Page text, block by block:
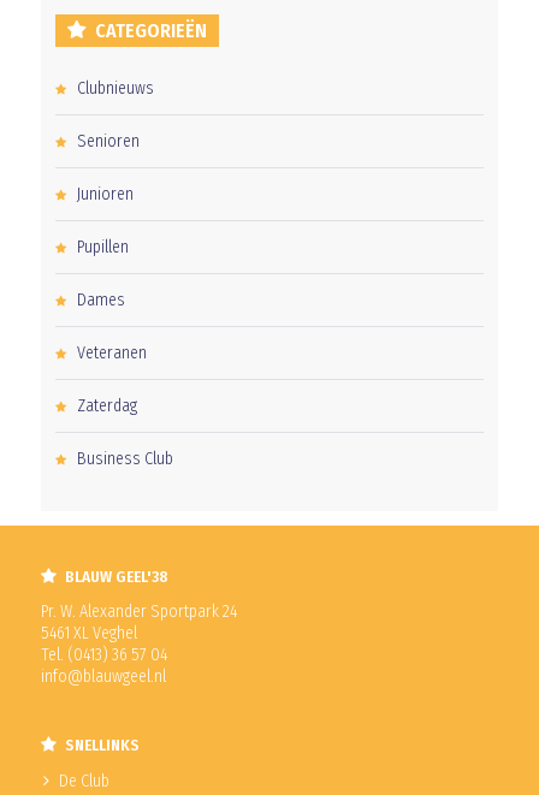
CATEGORIEËN
Clubnieuws
Senioren
Junioren
Pupillen
Dames
Veteranen
Zaterdag
Business Club
BLAUW GEEL'38
Pr. W. Alexander Sportpark 24
5461 XL Veghel
Tel. (0413) 36 57 04
info@blauwgeel.nl
SNELLINKS
De Club